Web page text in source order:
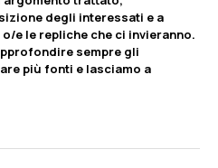
degli interessati e a
e le repliche che ci invieranno.
sempre gli
più fonti e lasciamo a